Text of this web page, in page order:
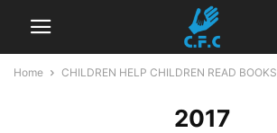
Home CHILDREN HELP CHILDREN READ BOOKS
2017